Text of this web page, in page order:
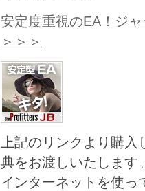
安定度重視のEA！ジ
＞＞＞
上記のリンクより購
典をお渡しいたします
インターネットを使っ